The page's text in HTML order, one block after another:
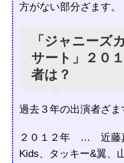
方がない部分ざます。
「ジャニーズ
サート」２０
者は？
過去３年の出演者ざま
２０１２年 … 近藤
Kids、タッキー&翼、